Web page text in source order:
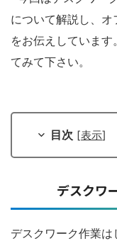
について解説し、
をお伝えしていま
てみて下さい。
目次 [表示]
デスクワ
デスクワーク作業